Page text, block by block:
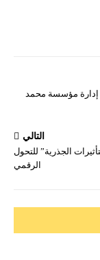
إدارة مؤسسة محمد
التالي
الجذرية” للتحول
الرقمي